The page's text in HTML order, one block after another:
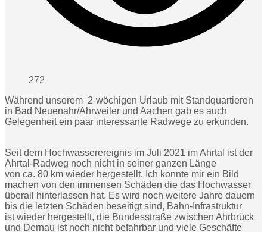
272
Während unserem 2-wöchigen Urlaub mit Standquartieren
in Bad Neuenahr/Ahrweiler und Aachen gab es auch
Gelegenheit ein paar interessante Radwege zu erkunden.
Seit dem Hochwasserereignis im Juli 2021 im Ahrtal ist der
Ahrtal-Radweg noch nicht in seiner ganzen Länge
von ca. 80 km wieder hergestellt. Ich konnte mir ein Bild
machen von den immensen Schäden die das Hochwasser
überall hinterlassen hat. Es wird noch weitere Jahre dauern
bis die letzten Schäden beseitigt sind, Bahn-Infrastruktur
ist wieder hergestellt, die Bundesstraße zwischen Ahrbrück
und Dernau ist noch nicht befahrbar und viele Geschäfte